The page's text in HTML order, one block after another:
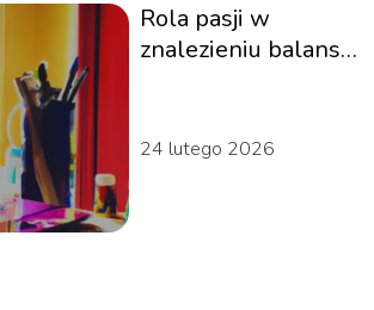
Rola pasji w
znalezieniu balansu
prywatnym
24 lutego 2026